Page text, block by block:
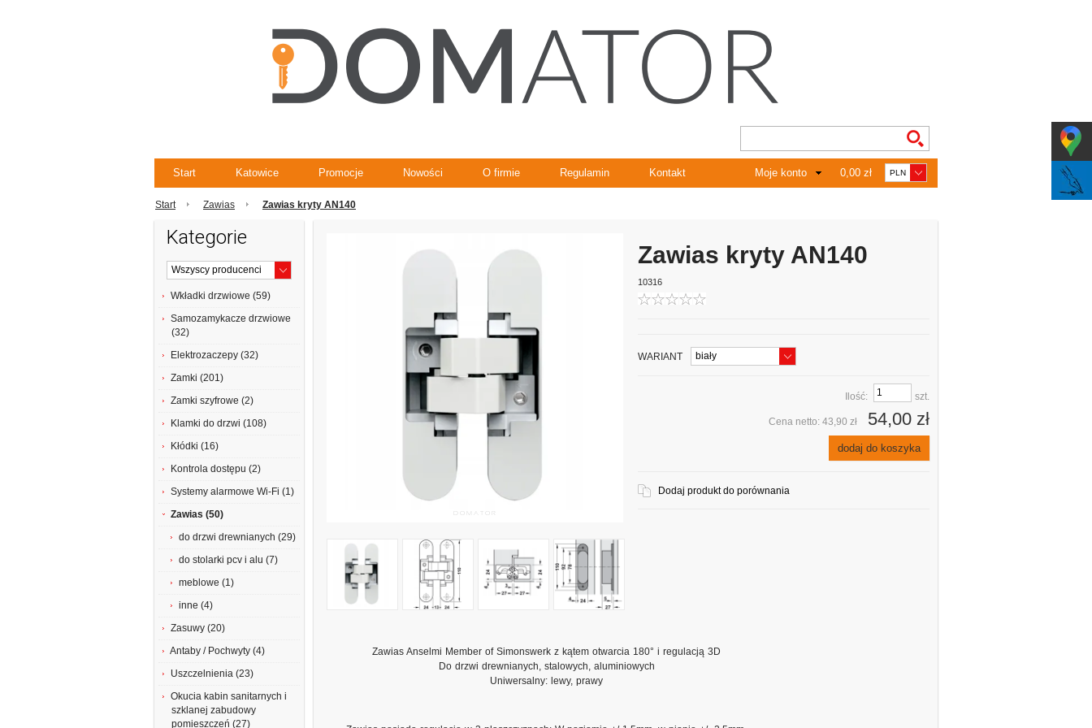
Start Katowice Promocje Nowości O firmie Regulamin Kontakt 0,00 zł
Moje konto
Start Zawias Zawias kryty AN140
Kategorie
Wkładki drzwiowe (59)
Samozamykacze drzwiowe
(32)
Elektrozaczepy (32)
Zamki (201)
Zamki szyfrowe (2)
Klamki do drzwi (108)
Kłódki (16)
Kontrola dostępu (2)
Systemy alarmowe Wi-Fi (1)
Zawias (50)
do drzwi drewnianych (29)
do stolarki pcv i alu (7)
meblowe (1)
inne (4)
Zasuwy (20)
Antaby / Pochwyty (4)
Uszczelnienia (23)
Okucia kabin sanitarnych i
szklanej zabudowy
pomieszczeń (27)
Zawias kryty AN140
10316
WARIANT
Ilość: szt.
Cena netto: 43,90 zł 54,00 zł
dodaj do koszyka
Dodaj produkt do porównania
Zawias Anselmi Member of Simonswerk z kątem otwarcia 180° i regulacją 3D
Do drzwi drewnianych, stalowych, aluminiowych
Uniwersalny: lewy, prawy